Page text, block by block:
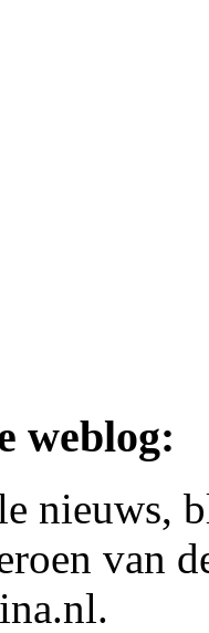
weblog:
nieuws,
van